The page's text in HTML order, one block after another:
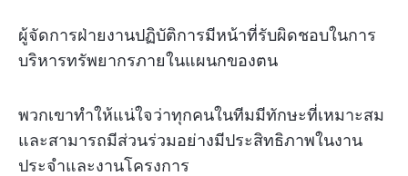
ผู้จัดการฝ่ายงานปฏิบัติการมีหน้าที่รับผิดชอบในการ
บริหารทรัพยากรภายในแผนกของตน
พวกเขาทำให้แน่ใจว่าทุกคนในทีมมีทักษะที่เหมาะสม
และสามารถมีส่วนร่วมอย่างมีประสิทธิภาพในงาน
ประจำและงานโครงการ